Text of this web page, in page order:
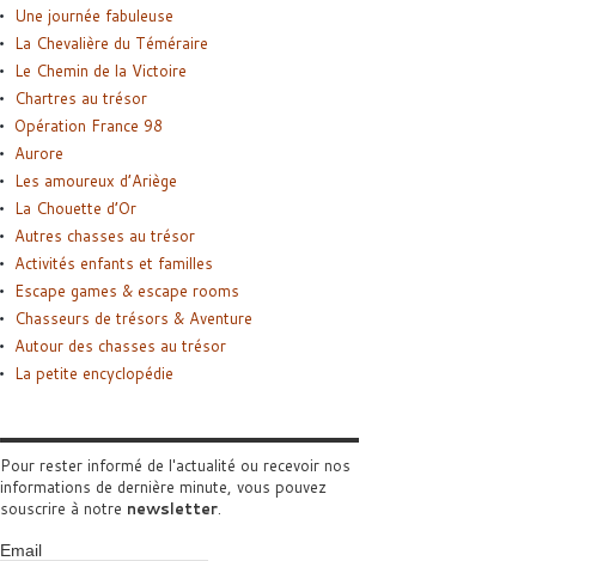
Une journée fabuleuse
La Chevalière du Téméraire
Le Chemin de la Victoire
Chartres au trésor
Opération France 98
Aurore
Les amoureux d’Ariège
La Chouette d’Or
Autres chasses au trésor
Activités enfants et familles
Escape games & escape rooms
Chasseurs de trésors & Aventure
Autour des chasses au trésor
La petite encyclopédie
Pour rester informé de l'actualité ou recevoir nos
informations de dernière minute, vous pouvez
souscrire à notre newsletter.
Email